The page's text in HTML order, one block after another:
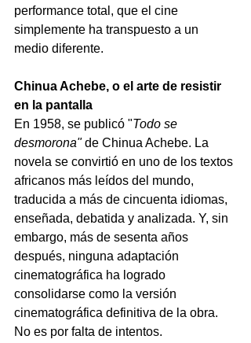
performance total, que el cine
simplemente ha transpuesto a un
medio diferente.
Chinua Achebe, o el arte de resistir
en la pantalla
En 1958, se publicó "Todo se
desmorona" de Chinua Achebe. La
novela se convirtió en uno de los textos
africanos más leídos del mundo,
traducida a más de cincuenta idiomas,
enseñada, debatida y analizada. Y, sin
embargo, más de sesenta años
después, ninguna adaptación
cinematográfica ha logrado
consolidarse como la versión
cinematográfica definitiva de la obra.
No es por falta de intentos.